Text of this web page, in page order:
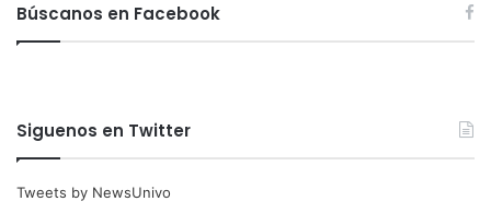
Búscanos en Facebook
Siguenos en Twitter
Tweets by NewsUnivo